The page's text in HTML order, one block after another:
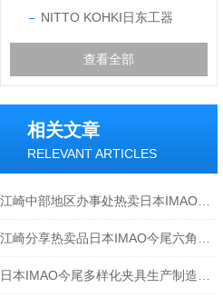
NITTO KOHKI日东工器
查看全部
相关文章
RELEVANT ARTICLES